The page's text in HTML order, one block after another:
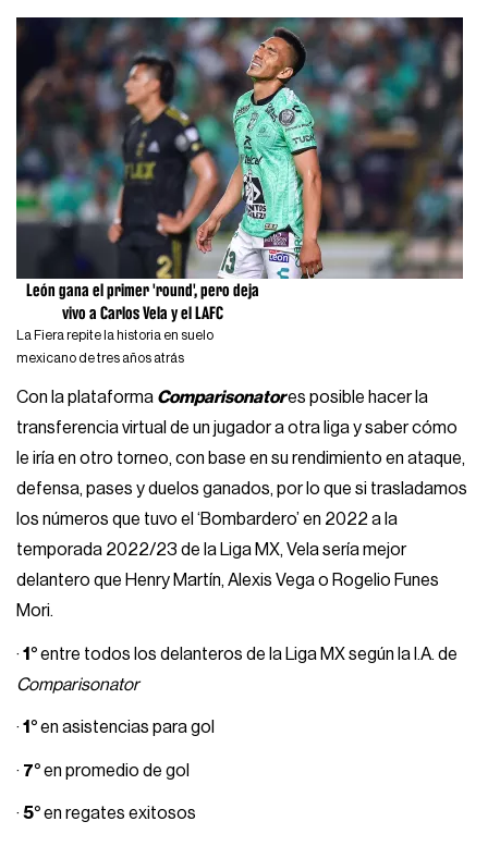
León gana el primer 'round', pero deja
vivo a Carlos Vela y el LAFC
La Fiera repite la historia en suelo
mexicano de tres años atrás
Con la plataforma Comparisonatores posible hacer la
transferencia virtual de un jugador a otra liga y saber cómo
le iría en otro torneo, con base en su rendimiento en ataque,
defensa, pases y duelos ganados, por lo que si trasladamos
los números que tuvo el ‘Bombardero’ en 2022 a la
temporada 2022/23 de la Liga MX, Vela sería mejor
delantero que Henry Martín, Alexis Vega o Rogelio Funes
Mori.
·1°entre todos los delanteros de la Liga MX según la I.A. de
Comparisonator
·1°en asistencias para gol
· 7°en promedio de gol
·5°en regates exitosos